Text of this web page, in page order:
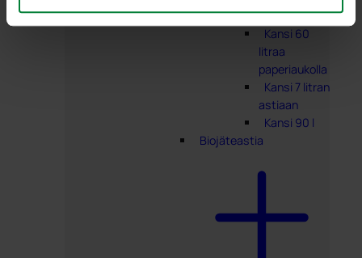
täyttöaukolla
Kansi 60
litraa
paperiaukolla
Kansi 7 litran
astiaan
Kansi 90 l
Biojäteastia